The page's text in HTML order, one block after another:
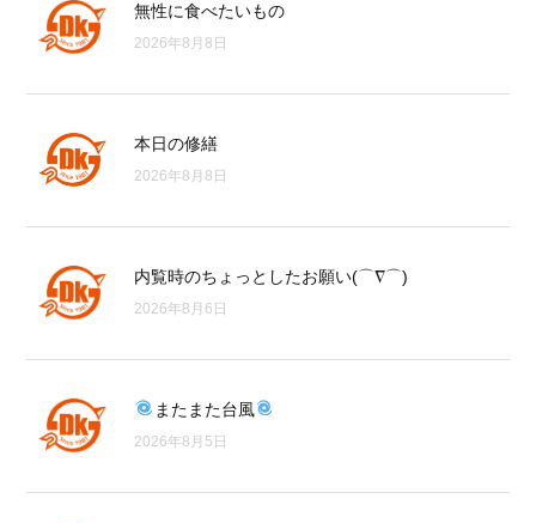
無性に食べたいもの
2026年8月8日
本日の修繕
2026年8月8日
内覧時のちょっとしたお願い(⌒∇⌒)
2026年8月6日
またまた台風
2026年8月5日